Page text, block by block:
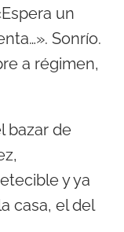
un
Sonrío.
a régimen,
bazar de
y ya
casa, el del